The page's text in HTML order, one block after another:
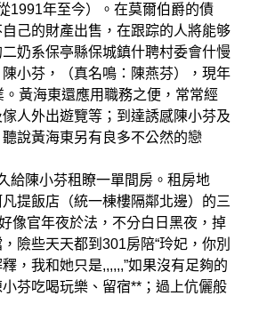
1991年至今）。在莫爾伯爵的債
己的財產出售，在跟踪的人將能够
奶系保亭縣保城鎮什聘村委會什慢
小芬，（真名鳴：陳燕芬），現年
黃海東還應用職務之便，常常經
人外出遊覽等；到達誘感陳小芬及
說黃海東另有良多不公然的戀
陳小芬租瞭一單間房。租房地
提飯店（統一棟樓隔鄰北邊）的三
像官年夜於法，不分白日黑夜，掉
險些天天都到301房陪“玲妃，你別
，我和她只是,,,,,,”如果沒有足夠的
芬吃喝玩樂、留宿**；過上伉儷般